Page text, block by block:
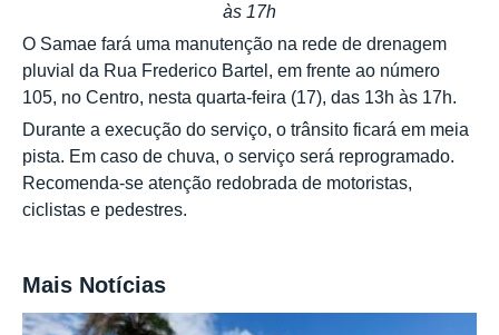
às 17h
O Samae fará uma manutenção na rede de drenagem
pluvial da Rua Frederico Bartel, em frente ao número
105, no Centro, nesta quarta-feira (17), das 13h às 17h.
Durante a execução do serviço, o trânsito ficará em meia
pista. Em caso de chuva, o serviço será reprogramado.
Recomenda-se atenção redobrada de motoristas,
ciclistas e pedestres.
Mais Notícias